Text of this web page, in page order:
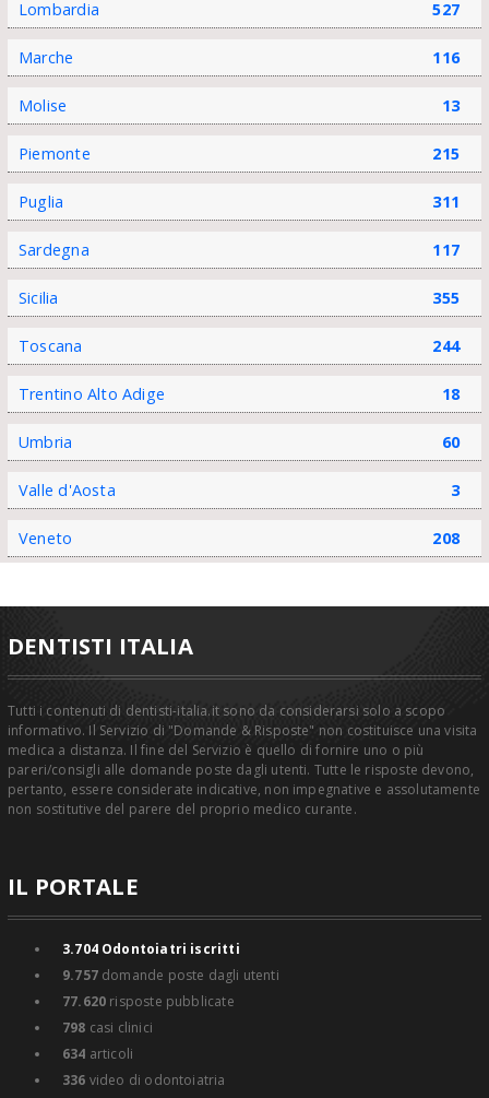
Lombardia 527
Marche 116
Molise 13
Piemonte 215
Puglia 311
Sardegna 117
Sicilia 355
Toscana 244
Trentino Alto Adige 18
Umbria 60
Valle d'Aosta 3
Veneto 208
DENTISTI ITALIA
Tutti i contenuti di dentisti-italia.it sono da considerarsi solo a scopo
informativo. Il Servizio di "Domande & Risposte" non costituisce una visita
medica a distanza. Il fine del Servizio è quello di fornire uno o più
pareri/consigli alle domande poste dagli utenti. Tutte le risposte devono,
pertanto, essere considerate indicative, non impegnative e assolutamente
non sostitutive del parere del proprio medico curante.
IL PORTALE
3.704Odontoiatri iscritti
9.757domande poste dagli utenti
77.620 risposte pubblicate
798 casi clinici
634 articoli
336 video di odontoiatria